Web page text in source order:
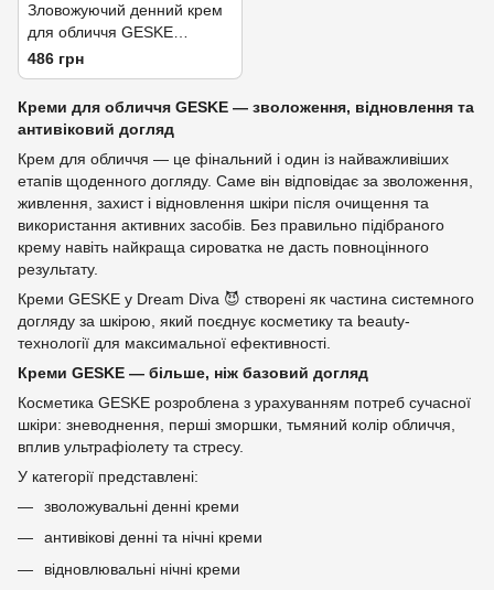
Зловожуючий денний крем
для обличчя GESKE
Hydrating Day Cream 100
мл
486 грн
Креми для обличчя GESKE — зволоження, відновлення та
антивіковий догляд
Крем для обличчя — це фінальний і один із найважливіших
етапів щоденного догляду. Саме він відповідає за зволоження,
живлення, захист і відновлення шкіри після очищення та
використання активних засобів. Без правильно підібраного
крему навіть найкраща сироватка не дасть повноцінного
результату.
Креми GESKE у Dream Diva 😈 створені як частина системного
догляду за шкірою, який поєднує косметику та beauty-
технології для максимальної ефективності.
Креми GESKE — більше, ніж базовий догляд
Косметика GESKE розроблена з урахуванням потреб сучасної
шкіри: зневоднення, перші зморшки, тьмяний колір обличчя,
вплив ультрафіолету та стресу.
У категорії представлені:
зволожувальні денні креми
антивікові денні та нічні креми
відновлювальні нічні креми